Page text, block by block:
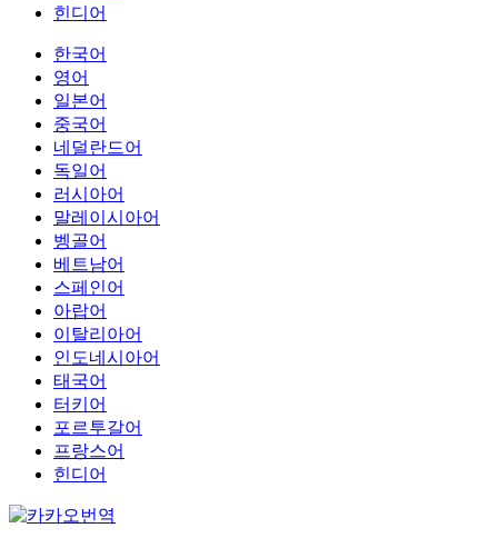
힌디어
한국어
영어
일본어
중국어
네덜란드어
독일어
러시아어
말레이시아어
벵골어
베트남어
스페인어
아랍어
이탈리아어
인도네시아어
태국어
터키어
포르투갈어
프랑스어
힌디어